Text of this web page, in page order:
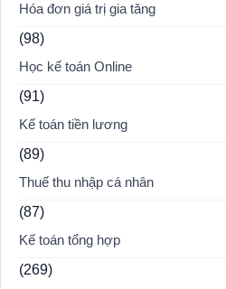
Hóa đơn giá trị gia tăng
(98)
Học kế toán Online
(91)
Kế toán tiền lương
(89)
Thuế thu nhập cá nhân
(87)
Kế toán tổng hợp
(269)